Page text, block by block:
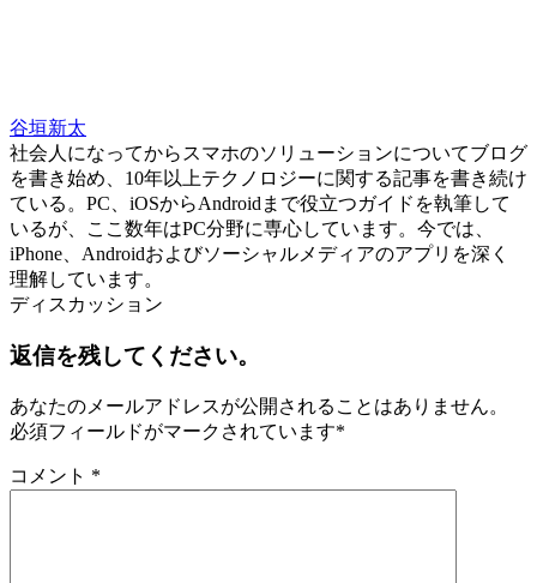
谷垣新太
社会人になってからスマホのソリューションについてブログ
を書き始め、10年以上テクノロジーに関する記事を書き続け
ている。PC、iOSからAndroidまで役立つガイドを執筆して
いるが、ここ数年はPC分野に専心しています。今では、
iPhone、Androidおよびソーシャルメディアのアプリを深く
理解しています。
ディスカッション
返信を残してください。
あなたのメールアドレスが公開されることはありません。
必須フィールドがマークされています*
コメント *